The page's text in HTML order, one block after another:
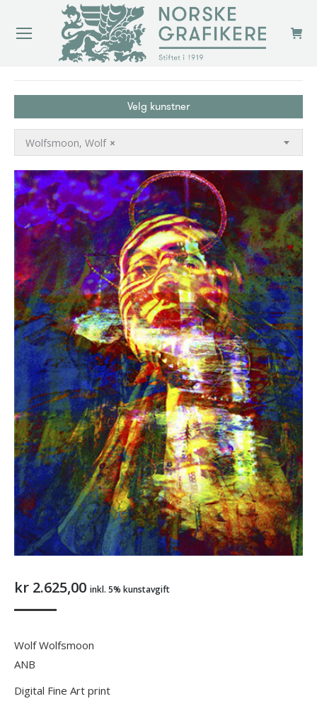
Velg kunstner
×
Wolfsmoon, Wolf
kr 2.625,00 inkl. 5% kunstavgift
Wolf Wolfsmoon
ANB
Digital Fine Art print